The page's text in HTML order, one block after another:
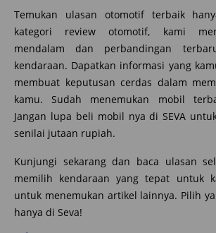
Temukan ulasan otomotif terbaik
kategori review otomotif, kami
mendalam dan perbandingan
kendaraan. Dapatkan informasi yang
membuat keputusan cerdas dalam
kamu. Sudah menemukan mobil
Jangan lupa beli mobil nya di SEVA
senilai jutaan rupiah.
Kunjungi sekarang dan baca ulasan
memilih kendaraan yang tepat untuk
untuk menemukan artikel lainnya. Pilih
hanya di Seva!